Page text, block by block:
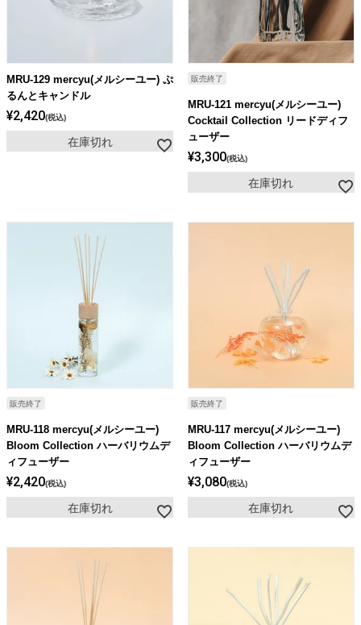
MRU-129 mercyu(メルシーユー) ぷ
るんとキャンドル
¥2,420 税込
在庫切れ
販売終了
MRU-121 mercyu(メルシーユー)
Cocktail Collection リードディフ
ューザー
¥3,300 税込
在庫切れ
販売終了
MRU-118 mercyu(メルシーユー)
Bloom Collection ハーバリウムデ
ィフューザー
¥2,420 税込
在庫切れ
販売終了
MRU-117 mercyu(メルシーユー)
Bloom Collection ハーバリウムデ
ィフューザー
¥3,080 税込
在庫切れ